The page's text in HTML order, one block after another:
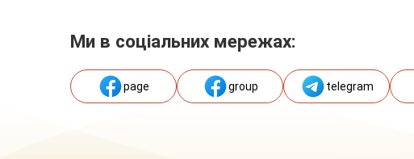
Ми в соціальних мережах:
page group telegram